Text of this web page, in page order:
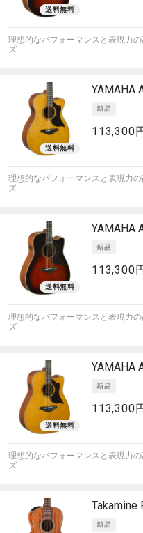
理想的なパフォーマンスと表現力
ズ
YAMAHA
113,300
理想的なパフォーマンスと表現力
ズ
YAMAHA
113,300
理想的なパフォーマンスと表現力
ズ
YAMAHA
113,300
理想的なパフォーマンスと表現力
ズ
Takamine